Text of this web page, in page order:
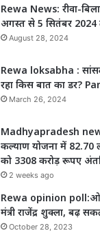
Rewa News: रीवा-
अगस्त से 5 सितंबर 2024
August 28, 2024
Rewa loksabha : सांसद
रहा किस बात का डर?
March 26, 2024
Madhyapradesh
कल्याण योजना में 82.70
को 3308 करोड़ रूपए
2 weeks ago
Rewa opinion
मंत्री राजेंद्र शुक्ला, बढ़
October 28, 2023